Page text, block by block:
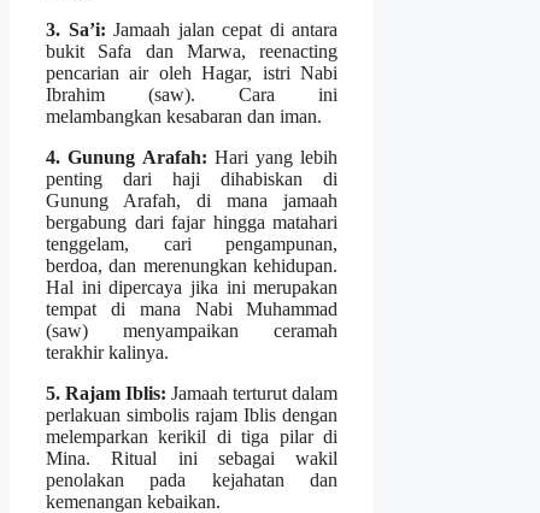
3. Sa’i: Jamaah jalan cepat di antara
bukit Safa dan Marwa, reenacting
pencarian air oleh Hagar, istri Nabi
Ibrahim (saw). Cara ini
melambangkan kesabaran dan iman.
4. Gunung Arafah: Hari yang lebih
penting dari haji dihabiskan di
Gunung Arafah, di mana jamaah
bergabung dari fajar hingga matahari
tenggelam, cari pengampunan,
berdoa, dan merenungkan kehidupan.
Hal ini dipercaya jika ini merupakan
tempat di mana Nabi Muhammad
(saw) menyampaikan ceramah
terakhir kalinya.
5. Rajam Iblis: Jamaah terturut dalam
perlakuan simbolis rajam Iblis dengan
melemparkan kerikil di tiga pilar di
Mina. Ritual ini sebagai wakil
penolakan pada kejahatan dan
kemenangan kebaikan.